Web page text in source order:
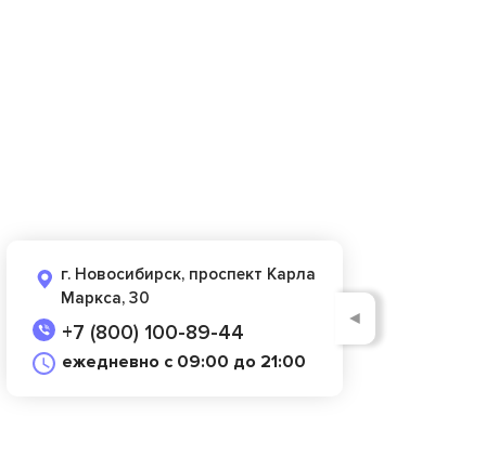
г. Новосибирск, проспект Карла
Маркса, 30
+7 (800) 100-89-44
ежедневно с 09:00 до 21:00
◄